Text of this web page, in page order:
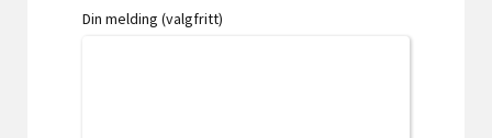
Din melding (valgfritt)